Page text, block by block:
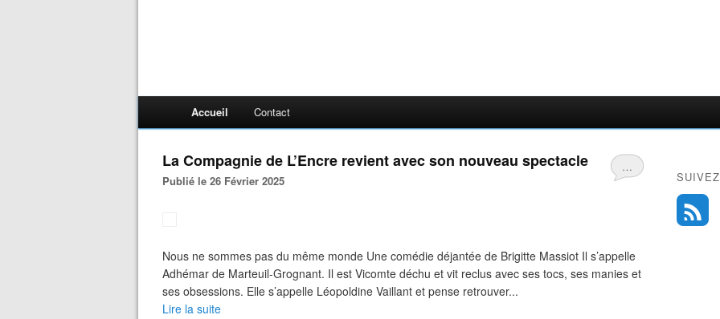
Accueil Contact
…
La Compagnie de L’Encre revient avec son nouveau spectacle
Publié le 26 Février 2025
Nous ne sommes pas du même monde Une comédie déjantée de Brigitte Massiot Il s’appelle
Adhémar de Marteuil-Grognant. Il est Vicomte déchu et vit reclus avec ses tocs, ses manies et
ses obsessions. Elle s’appelle Léopoldine Vaillant et pense retrouver...
Lire la suite